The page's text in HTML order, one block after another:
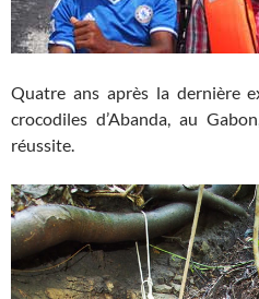
Quatre ans après la dernière
crocodiles d’Abanda, au
réussite.